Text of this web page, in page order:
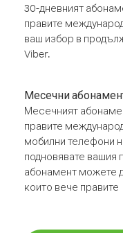
30-дневният
правите
ваш избор в
Viber.
Месечни
Месечният
правите
мобилни телефони
подновявате вашия
абонамент можете
които вече правите